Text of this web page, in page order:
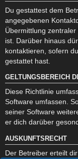
Du gestattest dem
angegebenen
Übermittlung
ist. Darüber hinaus
kontaktieren, sofern
gestattet hast.
GELTUNGSBEREICH
Diese Richtlinie
Software umfassen.
seiner Software
er dich darüber
AUSKUNFTSRECHT
Der Betreiber erteilt